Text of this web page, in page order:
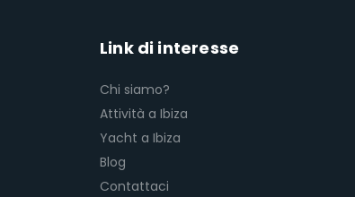
Link di interesse
Chi siamo?
Attività a Ibiza
Yacht a Ibiza
Blog
Contattaci